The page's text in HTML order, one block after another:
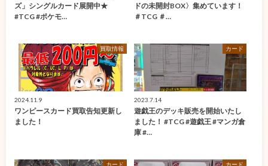
ズ」シングルカード展開中★
#TCG #ポケモ…
ドの未開封BOX〉集めています！
＃TCG ＃…
買取情報
2024.11.9
ワンピースカード買取告知更新し
ました！
カード
2023.7.14
遊戯王のデッキ販売を開始いたし
ました！ #TCG #遊戯王 #マンガ倉
庫 #…
カード カード